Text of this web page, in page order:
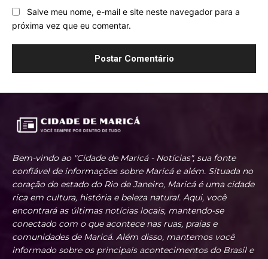
Salve meu nome, e-mail e site neste navegador para a
próxima vez que eu comentar.
Bem-vindo ao "Cidade de Maricá - Notícias", sua fonte
confiável de informações sobre Maricá e além. Situada no
coração do estado do Rio de Janeiro, Maricá é uma cidade
rica em cultura, história e beleza natural. Aqui, você
encontrará as últimas notícias locais, mantendo-se
conectado com o que acontece nas ruas, praias e
comunidades de Maricá. Além disso, mantemos você
informado sobre os principais acontecimentos do Brasil e